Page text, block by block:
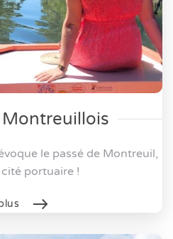
le passé de Montreuil,
portuaire !